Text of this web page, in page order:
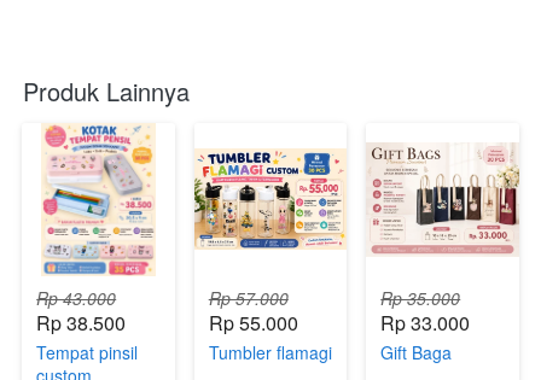
Produk Lainnya
Rp 43.000
Rp 38.500
Tempat pinsil
custom
Rp 57.000
Rp 55.000
Tumbler flamagi
Rp 35.000
Rp 33.000
Gift Baga